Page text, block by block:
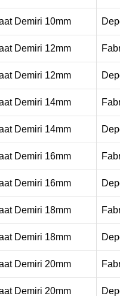
Demiri 10mm
Demiri 12mm
Demiri 12mm
Demiri 14mm
Demiri 14mm
Demiri 16mm
Demiri 16mm
Demiri 18mm
Demiri 18mm
Demiri 20mm
Demiri 20mm